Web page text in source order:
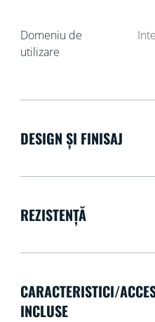
Domeniu de
utilizare
DESIGN ȘI FINISAJ
REZISTENȚĂ
CARACTERISTICI/
INCLUSE